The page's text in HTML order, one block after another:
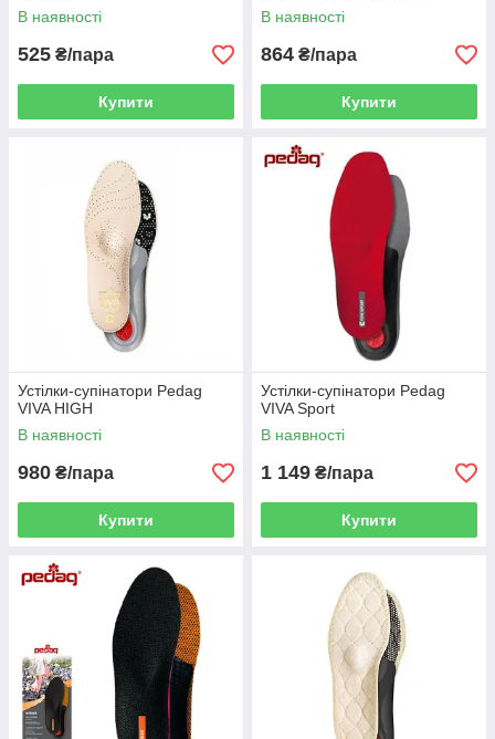
В наявності
525 ₴/пара
Купити
В наявності
864 ₴/пара
Купити
Устілки-супінатори Pedag
VIVA HIGH
В наявності
980 ₴/пара
Купити
Устілки-супінатори Pedag
VIVA Sport
В наявності
1 149 ₴/пара
Купити